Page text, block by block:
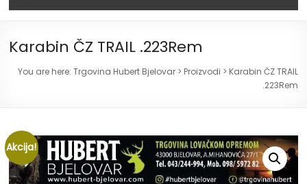
Karabin ČZ TRAIL .223Rem
You are here: Trgovina Hubert Bjelovar> Proizvodi > Karabin ČZ TRAIL
.223Rem
Akcija!